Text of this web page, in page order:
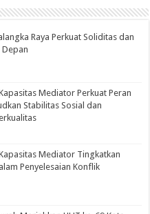
Raya Perkuat Soliditas dan
Mediator Perkuat Peran
Stabilitas Sosial dan
Mediator Tingkatkan
Penyelesaian Konflik